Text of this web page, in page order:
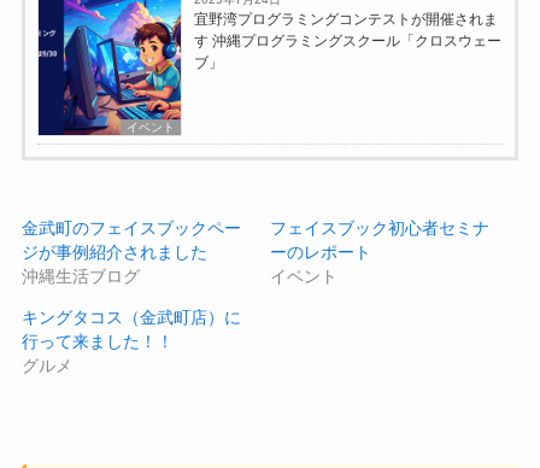
イベント
宜野湾プログラミングコンテストが開催されま
す 沖縄プログラミングスクール「クロスウェー
ブ」
金武町のフェイスブックペー
ジが事例紹介されました
沖縄生活ブログ
フェイスブック初心者セミナ
ーのレポート
イベント
キングタコス（金武町店）に
行って来ました！！
グルメ